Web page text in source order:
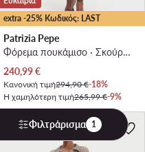
extra -25% Κωδικός: LAST
Patrizia Pepe
Φόρεμα πουκάμισο · Σκούρο καφέ · Midi
Τρέχουσα τιμή
240,99€
Κανονική τιμή294,90 €-18%
Η χαμηλότερη τιμή265,99 €-9%
Φιλτράρισμα 1